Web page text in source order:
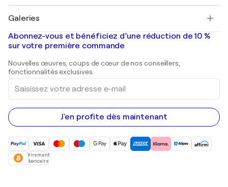
Banksy
Mr. Brainwash
Shepard Fairey
Tableaux abstraits à vendre
Peintures de paysage
Estampes
Peintures acryliques
Galeries
Galeries d'art en France
Galeries d'art en Belgique
Abonnez-vous et bénéficiez d’une réduction de 10 %
sur votre première commande
Nouvelles œuvres, coups de cœur de nos conseillers,
fonctionnalités exclusives.
Saisissez
votre
adresse
e-
mail
J'en profite dès maintenant
Virement
bancaire